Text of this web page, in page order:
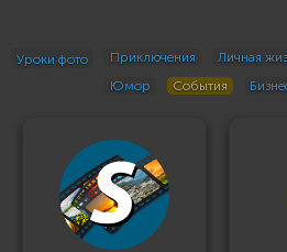
Уроки фото Приключения Личная
Юмор
События